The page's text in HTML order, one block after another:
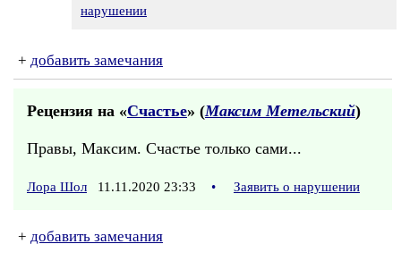
нарушении
+ добавить замечания
Рецензия на «Счастье» (Максим Метельский)
Правы, Максим. Счастье только сами...
Лора Шол 11.11.2020 23:33 • Заявить о нарушении
+ добавить замечания